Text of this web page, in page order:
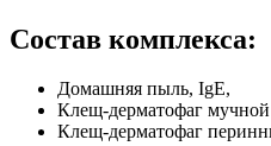
Состав комплекса:
Домашняя пыль, IgE,
Клещ-дерматофаг мучной
Клещ-дерматофаг